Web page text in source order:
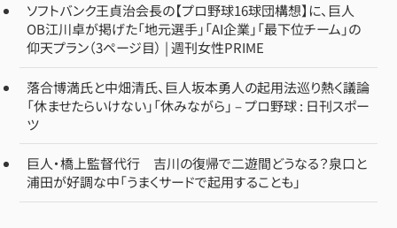
ソフトバンク王貞治会長の【プロ野球16球団構想】に、巨人
OB江川卓が掲げた「地元選手」「AI企業」「最下位チーム」の
仰天プラン（3ページ目） | 週刊女性PRIME
落合博満氏と中畑清氏、巨人坂本勇人の起用法巡り熱く議論
「休ませたらいけない」「休みながら」 – プロ野球 : 日刊スポー
ツ
巨人・橋上監督代行 吉川の復帰で二遊間どうなる？泉口と
浦田が好調な中「うまくサードで起用することも」